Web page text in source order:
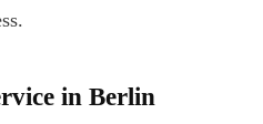
in Berlin